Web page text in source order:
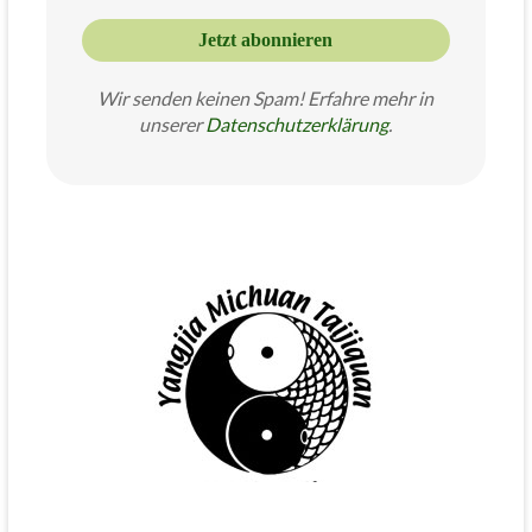
Wir senden keinen Spam! Erfahre mehr in
unsererDatenschutzerklärung.